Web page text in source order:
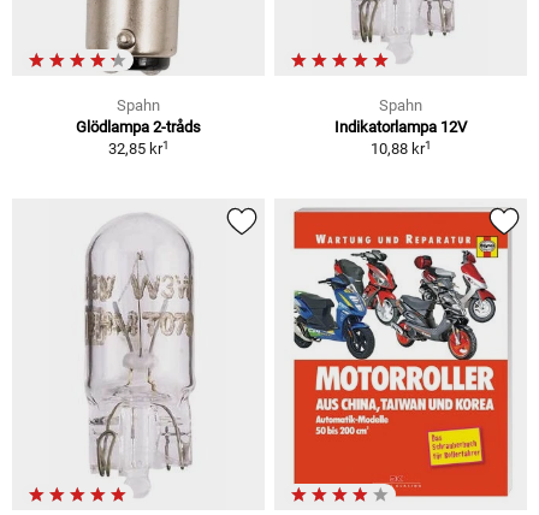
Spahn
Glödlampa 2-tråds
32,85 kr1
Spahn
Indikatorlampa 12V
10,88 kr1